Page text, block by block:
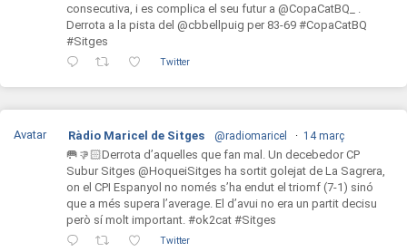
consecutiva, i es complica el seu futur a @CopaCatBQ_ .
Derrota a la pista del @cbbellpuig per 83-69 #CopaCatBQ
#Sitges
Twitter
Avatar Ràdio Maricel de Sitges @radiomaricel · 14 març
🥅👎🏻Derrota d’aquelles que fan mal. Un decebedor CP
Subur Sitges @HoqueiSitges ha sortit golejat de La Sagrera,
on el CPI Espanyol no només s’ha endut el triomf (7-1) sinó
que a més supera l’average. El d’avui no era un partit decisu
però sí molt important. #ok2cat #Sitges
Twitter